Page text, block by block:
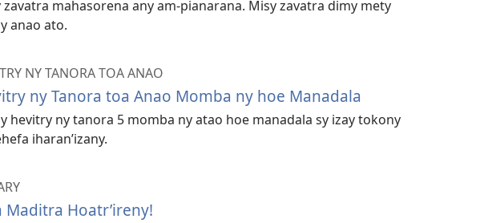
mahasorena any am-pianarana. Misy zavatra dimy mety
anao ato.
NY TANORA TOA ANAO
ny Tanora toa Anao Momba ny hoe Manadala
hevitry ny tanora 5 momba ny atao hoe manadala sy izay tokony
iharan’izany.
Maditra Hoatr’ireny!